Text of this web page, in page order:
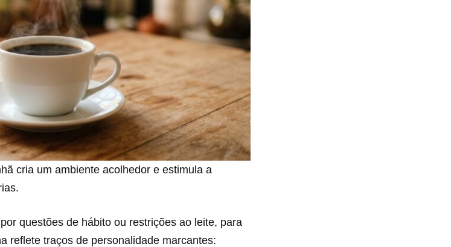
cria um ambiente acolhedor e estimula a
questões de hábito ou restrições ao leite, para
reflete traços de personalidade marcantes: